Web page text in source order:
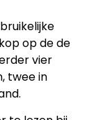
op de de
vier
twee in